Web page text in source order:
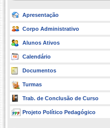
Apresentação
Corpo Administrativo
Alunos Ativos
Calendário
Documentos
Turmas
Trab. de Conclusão de Curso
Projeto Político Pedagógico